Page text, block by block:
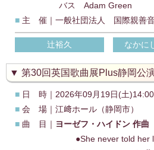
バス Adam Green
■ 主 催｜一般社団法人 国際親善
辻裕久 なかに
第30回英国歌曲展Plus静岡公
■ 日 時｜2026年09月19日(土
■ 会 場｜江﨑ホール（静岡市）
■ 曲 目｜ ヨーゼフ・ハイドン 作
●She never told her love 彼